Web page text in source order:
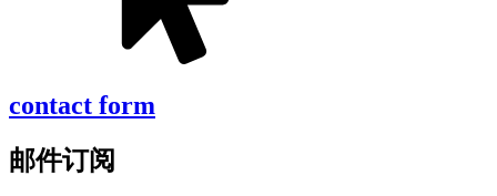
contact form
邮件订阅